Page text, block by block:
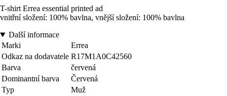
T-shirt Errea essential printed ad
vnitřní složení: 100% bavlna, vnější složení: 100% bavlna
Další informace
Marki
Errea
Odkaz na dodavatele R17M1A0C42560
Barva
červená
Dominantní barva
Červená
Typ
Muž